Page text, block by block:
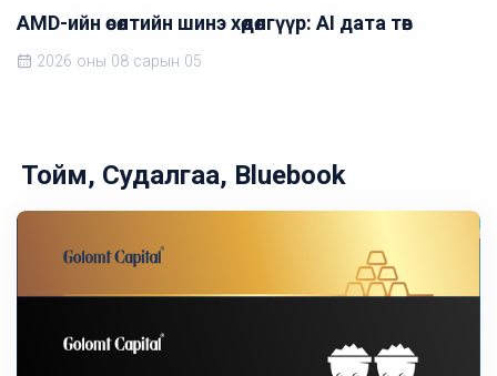
AMD-ийн өсөлтийн шинэ хөдөлгүүр: AI дата төв
2026 оны 08 сарын 05
Тойм, Судалгаа, Bluebook